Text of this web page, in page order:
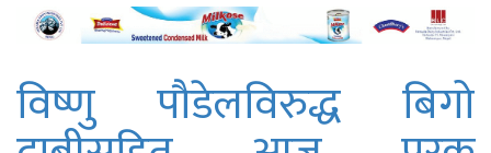
विष्णु पौडेलविरुद्ध बिगो